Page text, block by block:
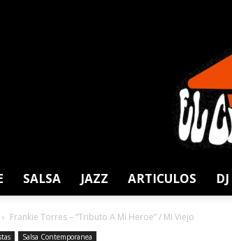
SALSA JAZZ ARTICULOS
Frankie Torres – “Tributo A Mi Heroe” / Mi Viejo
Salsa Contemporanea